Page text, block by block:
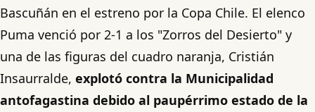
Bascuñán en el estreno por la Copa Chile. El elenco
Puma venció por 2-1 a los "Zorros del Desierto" y
una de las figuras del cuadro naranja, Cristián
Insaurralde, explotó contra la Municipalidad
antofagastina debido al paupérrimo estado de la